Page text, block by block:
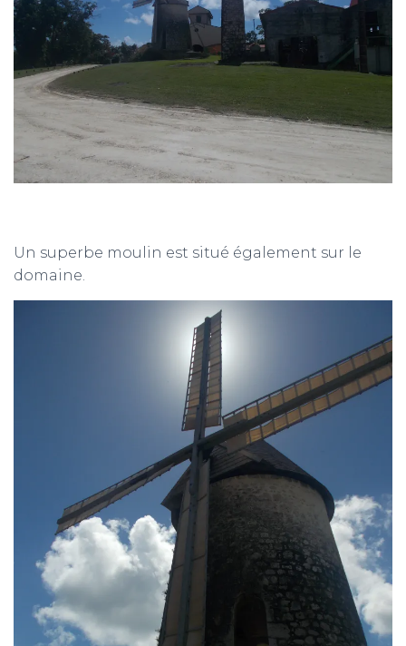
Un superbe moulin est situé également sur le
domaine.